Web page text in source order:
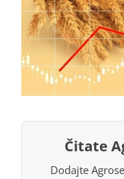
Čitate
Dodajte